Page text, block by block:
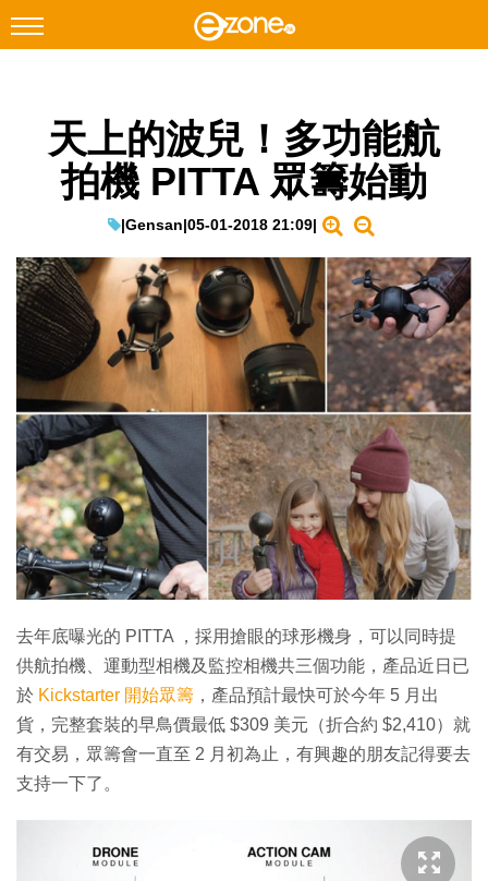
Facebook Instagram
科技焦點
遊戲動漫
教學評測
EduTech
IT Times
生成式AI與雲端應用
Enterprise Digital Transformation
特集
天上的波兒！多功能航
拍機 PITTA 眾籌始動
|Gensan|05-01-2018 21:09|
去年底曝光的 PITTA ，採用搶眼的球形機身，可以同時提
供航拍機、運動型相機及監控相機共三個功能，產品近日已
於 Kickstarter 開始眾籌 ，產品預計最快可於今年 5 月出
貨，完整套裝的早鳥價最低 $309 美元（折合約 $2,410）就
有交易，眾籌會一直至 2 月初為止，有興趣的朋友記得要去
支持一下了。